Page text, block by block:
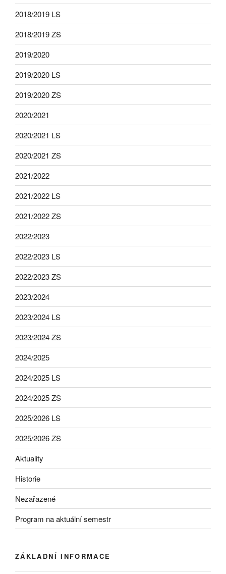
2018/2019 LS
2018/2019 ZS
2019/2020
2019/2020 LS
2019/2020 ZS
2020/2021
2020/2021 LS
2020/2021 ZS
2021/2022
2021/2022 LS
2021/2022 ZS
2022/2023
2022/2023 LS
2022/2023 ZS
2023/2024
2023/2024 LS
2023/2024 ZS
2024/2025
2024/2025 LS
2024/2025 ZS
2025/2026 LS
2025/2026 ZS
Aktuality
Historie
Nezařazené
Program na aktuální semestr
ZÁKLADNÍ INFORMACE